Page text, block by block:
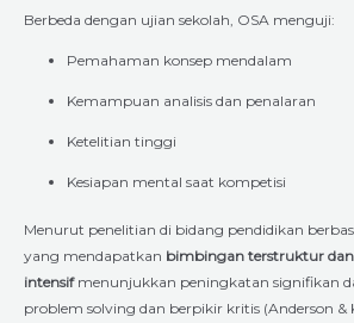
Berbeda dengan ujian sekolah, OSA menguji:
Pemahaman konsep mendalam
Kemampuan analisis dan penalaran
Ketelitian tinggi
Kesiapan mental saat kompetisi
Menurut penelitian di bidang pendidikan
yang mendapatkan bimbingan terstruktur
intensifmenunjukkan peningkatan signifikan
problem solving dan berpikir kritis (Anderson &